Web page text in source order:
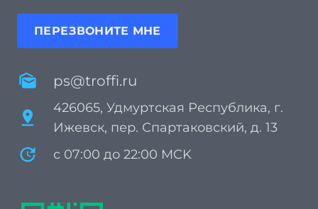
ПЕРЕЗВОНИТЕ МНЕ
mark_as_unread ps@troffi.ru
pin_drop
426065, Удмуртская Республика, г.
Ижевск, пер. Спартаковский, д. 13
update с 07:00 до 22:00 MCK